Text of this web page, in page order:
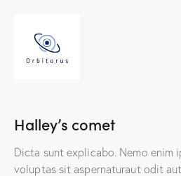
Halley’s comet
Dicta sunt explicabo. Nemo enim
voluptas sit aspernaturaut odit